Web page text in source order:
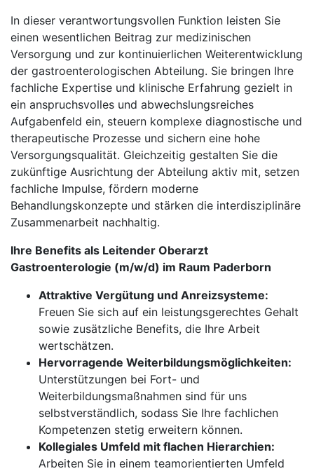
In dieser verantwortungsvollen Funktion leisten Sie
einen wesentlichen Beitrag zur medizinischen
Versorgung und zur kontinuierlichen Weiterentwicklung
der gastroenterologischen Abteilung. Sie bringen Ihre
fachliche Expertise und klinische Erfahrung gezielt in
ein anspruchsvolles und abwechslungsreiches
Aufgabenfeld ein, steuern komplexe diagnostische und
therapeutische Prozesse und sichern eine hohe
Versorgungsqualität. Gleichzeitig gestalten Sie die
zukünftige Ausrichtung der Abteilung aktiv mit, setzen
fachliche Impulse, fördern moderne
Behandlungskonzepte und stärken die interdisziplinäre
Zusammenarbeit nachhaltig.
Ihre Benefits als Leitender Oberarzt
Gastroenterologie (m/w/d) im Raum Paderborn
Attraktive Vergütung und Anreizsysteme:
Freuen Sie sich auf ein leistungsgerechtes Gehalt
sowie zusätzliche Benefits, die Ihre Arbeit
wertschätzen.
Hervorragende Weiterbildungsmöglichkeiten:
Unterstützungen bei Fort- und
Weiterbildungsmaßnahmen sind für uns
selbstverständlich, sodass Sie Ihre fachlichen
Kompetenzen stetig erweitern können.
Kollegiales Umfeld mit flachen Hierarchien:
Arbeiten Sie in einem teamorientierten Umfeld